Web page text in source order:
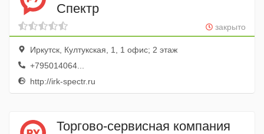
Спектр
закрыто
Иркутск, Култукская, 1, 1 офис; 2 этаж
+795014064...
http://irk-spectr.ru
Торгово-сервисная компания